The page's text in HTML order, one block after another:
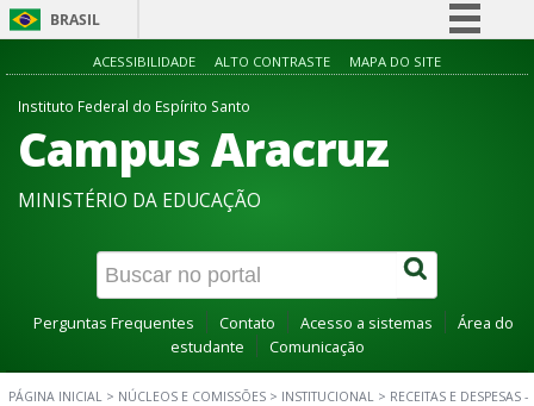
BRASIL
Simplifique!
Acesso à informação
Canais
ACESSIBILIDADE ALTO CONTRASTE MAPA DO SITE
Instituto Federal do Espírito Santo
Campus Aracruz
MINISTÉRIO DA EDUCAÇÃO
Perguntas Frequentes Contato Acesso a sistemas
Área do
estudante
Comunicação
PÁGINA INICIAL > NÚCLEOS E COMISSÕES > INSTITUCIONAL > RECEITAS E DESPESAS -